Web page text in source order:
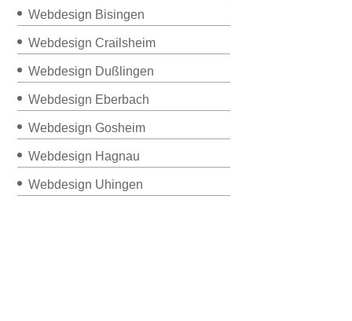
Webdesign Bisingen
Webdesign Crailsheim
Webdesign Dußlingen
Webdesign Eberbach
Webdesign Gosheim
Webdesign Hagnau
Webdesign Uhingen